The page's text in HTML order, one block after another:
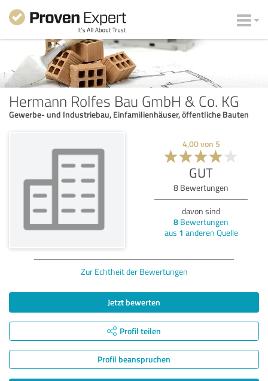
Hermann Rolfes Bau GmbH & Co. KG
Gewerbe- und Industriebau, Einfamilienhäuser, öffentliche Bauten
4,00von 5
GUT
8 Bewertungen
davon sind
8 Bewertungen
aus 1 anderen Quelle
Zur Echtheit der Bewertungen
Jetzt bewerten
Profil teilen
Profil beanspruchen